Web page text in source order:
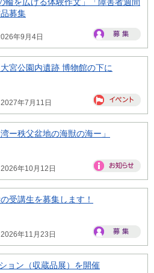
募集
年9月4日
宮公園内遺跡 博物館の下に
年7月11日
ー秩父盆地の海獣の海ー」
年10月12日
受講生を募集します！
年11月23日
ョン（収蔵品展）を開催